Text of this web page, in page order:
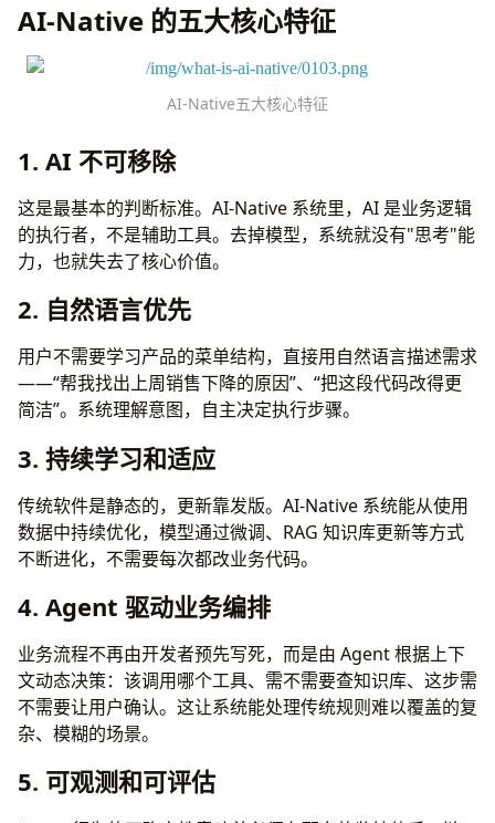
AI-Native 的五大核心特征
AI-Native五大核心特征
1. AI 不可移除
这是最基本的判断标准。AI-Native 系统里，AI 是业务逻辑
的执行者，不是辅助工具。去掉模型，系统就没有"思考"能
力，也就失去了核心价值。
2. 自然语言优先
用户不需要学习产品的菜单结构，直接用自然语言描述需求
——“帮我找出上周销售下降的原因”、“把这段代码改得更
简洁”。系统理解意图，自主决定执行步骤。
3. 持续学习和适应
传统软件是静态的，更新靠发版。AI-Native 系统能从使用
数据中持续优化，模型通过微调、RAG 知识库更新等方式
不断进化，不需要每次都改业务代码。
4. Agent 驱动业务编排
业务流程不再由开发者预先写死，而是由 Agent 根据上下
文动态决策：该调用哪个工具、需不需要查知识库、这步需
不需要让用户确认。这让系统能处理传统规则难以覆盖的复
杂、模糊的场景。
5. 可观测和可评估